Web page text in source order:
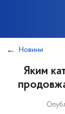
Новини
Яким